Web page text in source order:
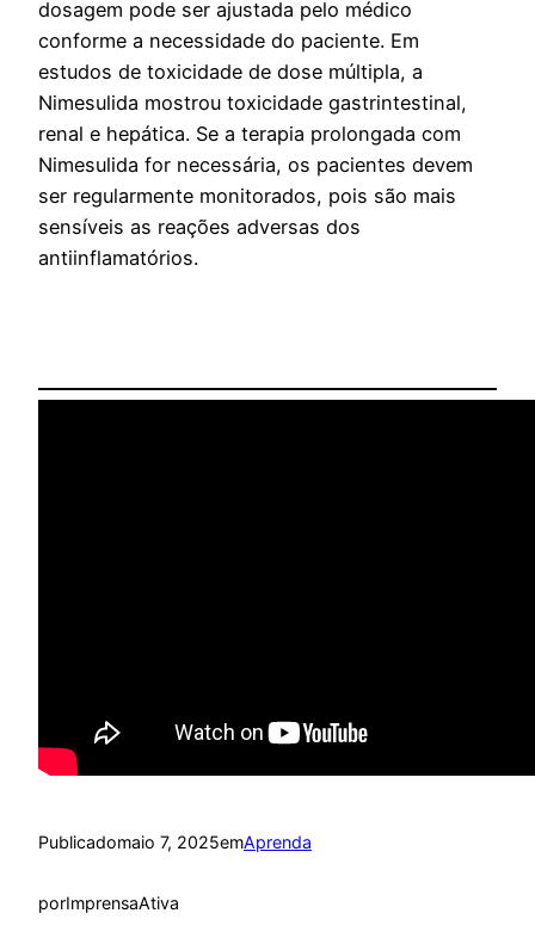
dosagem pode ser ajustada pelo médico
conforme a necessidade do paciente. Em
estudos de toxicidade de dose múltipla, a
Nimesulida mostrou toxicidade gastrintestinal,
renal e hepática. Se a terapia prolongada com
Nimesulida for necessária, os pacientes devem
ser regularmente monitorados, pois são mais
sensíveis as reações adversas dos
antiinflamatórios.
Publicadomaio 7, 2025emAprenda
porImprensaAtiva